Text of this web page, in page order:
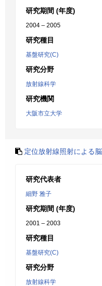
研究期間 (年度)
2004 – 2005
研究種目
基盤研究(C)
研究分野
放射線科学
研究機関
大阪市立大学
定位放射線照射による
研究代表者
細野 雅子
研究期間 (年度)
2001 – 2003
研究種目
基盤研究(C)
研究分野
放射線科学